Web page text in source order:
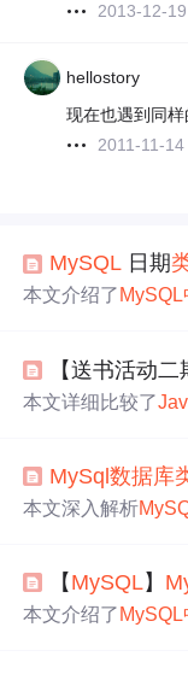
2013-12-19
hellostory
现在也遇到同样
2011-11-14
MySQL 日期
本文介绍了 MySQL
（CHAR、
照表，帮助开发者
【送书活动二
本文详细比较了
。同时推荐了《
者提升技能。
MySql数据库
本文深入解析
的适用性。同时，
据类型的对应关系
【 MySQL】
本文介绍了 MySQL